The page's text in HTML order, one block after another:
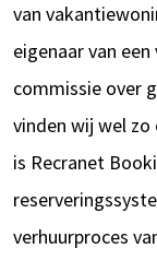
van
eigenaar van
commissie over
vinden wij wel
is Recranet
verhuurproces